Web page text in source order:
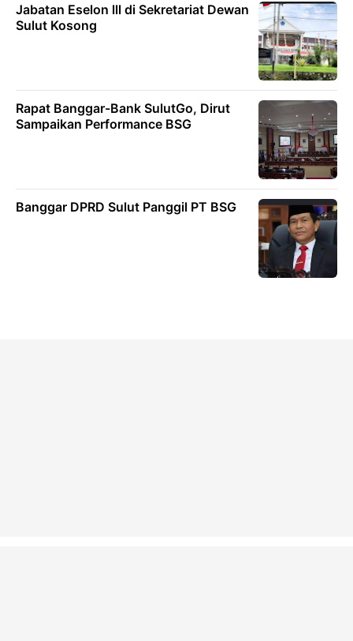
Jabatan Eselon lll di Sekretariat Dewan
Sulut Kosong
Rapat Banggar-Bank SulutGo, Dirut
Sampaikan Performance BSG
Banggar DPRD Sulut Panggil PT BSG